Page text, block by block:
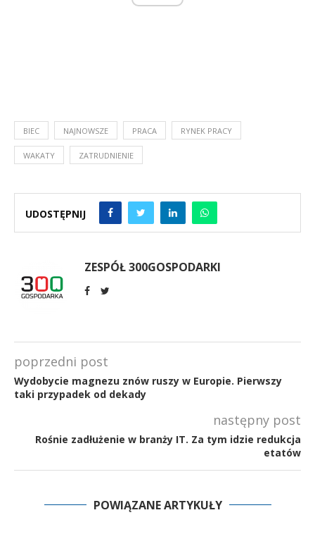
BIEC NAJNOWSZE PRACA RYNEK PRACY
WAKATY ZATRUDNIENIE
UDOSTĘPNIJ
ZESPÓŁ 300GOSPODARKI
poprzedni post
Wydobycie magnezu znów ruszy w Europie. Pierwszy
taki przypadek od dekady
następny post
Rośnie zadłużenie w branży IT. Za tym idzie redukcja
etatów
POWIĄZANE ARTYKUŁY